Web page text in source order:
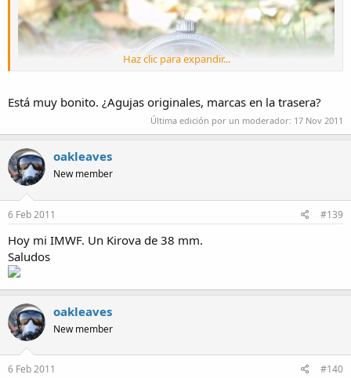
Haz clic para expandir...
Está muy bonito. ¿Agujas originales, marcas en la trasera?
Última edición por un moderador: 17 Nov 2011
oakleaves
New member
6 Feb 2011 #139
Hoy mi IMWF. Un Kirova de 38 mm.
Saludos
oakleaves
New member
6 Feb 2011 #140